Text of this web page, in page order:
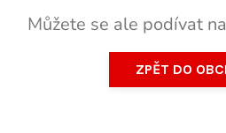
Můžete se ale podívat
ZPĚT DO